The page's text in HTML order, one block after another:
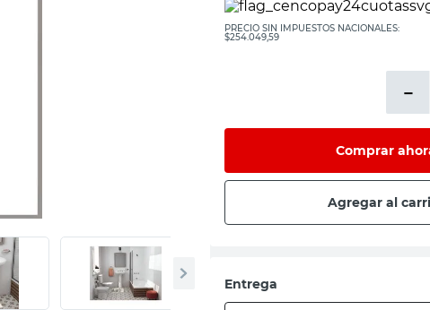
PRECIO SIN IMPUESTOS NACIONALES:
$254.049,59
－
Comprar
Agregar al
Entrega